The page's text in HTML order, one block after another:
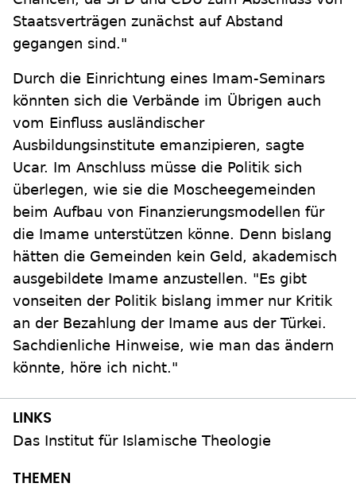
Staatsverträgen zunächst auf Abstand
gegangen sind."
Durch die Einrichtung eines Imam-Seminars
könnten sich die Verbände im Übrigen auch
vom Einfluss ausländischer
Ausbildungsinstitute emanzipieren, sagte
Ucar. Im Anschluss müsse die Politik sich
überlegen, wie sie die Moscheegemeinden
beim Aufbau von Finanzierungsmodellen für
die Imame unterstützen könne. Denn bislang
hätten die Gemeinden kein Geld, akademisch
ausgebildete Imame anzustellen. "Es gibt
vonseiten der Politik bislang immer nur Kritik
an der Bezahlung der Imame aus der Türkei.
Sachdienliche Hinweise, wie man das ändern
könnte, höre ich nicht."
Das Institut für Islamische Theologie